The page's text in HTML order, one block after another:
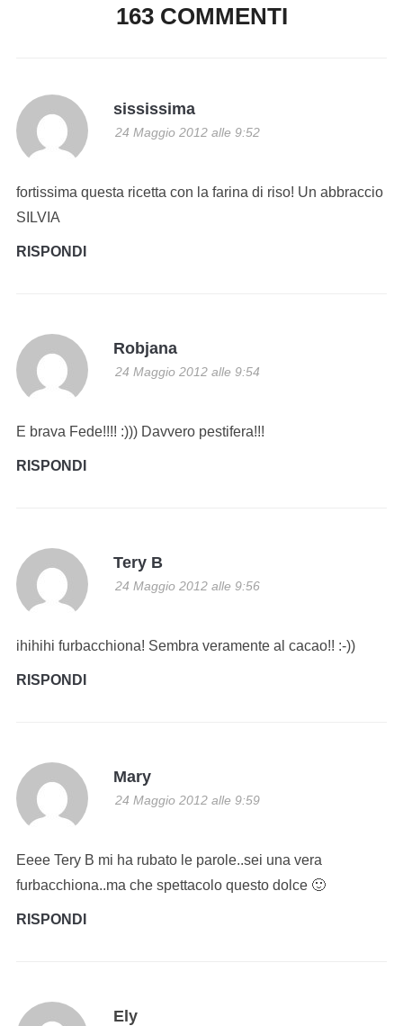
163 COMMENTI
sississima
24 Maggio 2012 alle 9:52
fortissima questa ricetta con la farina di riso! Un abbraccio
SILVIA
RISPONDI
Robjana
24 Maggio 2012 alle 9:54
E brava Fede!!!! :))) Davvero pestifera!!!
RISPONDI
Tery B
24 Maggio 2012 alle 9:56
ihihihi furbacchiona! Sembra veramente al cacao!! :-))
RISPONDI
Mary
24 Maggio 2012 alle 9:59
Eeee Tery B mi ha rubato le parole..sei una vera
furbacchiona..ma che spettacolo questo dolce 🙂
RISPONDI
Ely